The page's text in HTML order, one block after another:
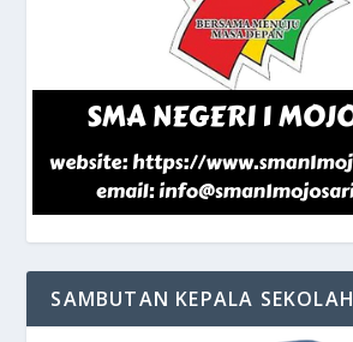
SAMBUTAN KEPALA SEKOLAH